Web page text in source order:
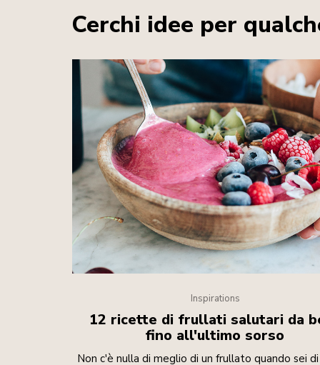
Cerchi idee per
Inspirations
12 ricette di frullati salutari da
fino all'ultimo sorso
Non c'è nulla di meglio di un frullato quando sei